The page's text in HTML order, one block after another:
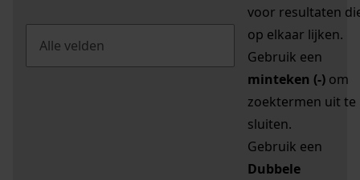
voor resultaten
op elkaar lijken.
Gebruik een
minteken (-) om
zoektermen uit te
sluiten.
Gebruik een
Dubbele